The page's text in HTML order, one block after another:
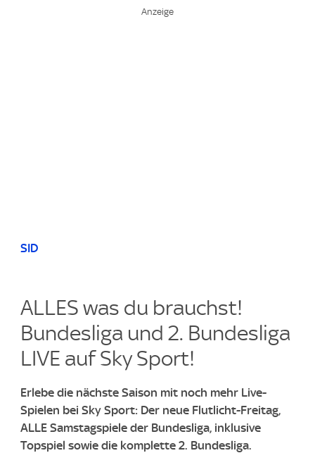
SID
ALLES was du brauchst!
Bundesliga und 2. Bundesliga
LIVE auf Sky Sport!​
Erlebe die nächste Saison mit noch mehr Live-
Spielen bei Sky Sport: Der neue Flutlicht-Freitag,
ALLE Samstagspiele der Bundesliga, inklusive
Topspiel sowie die komplette 2. Bundesliga.